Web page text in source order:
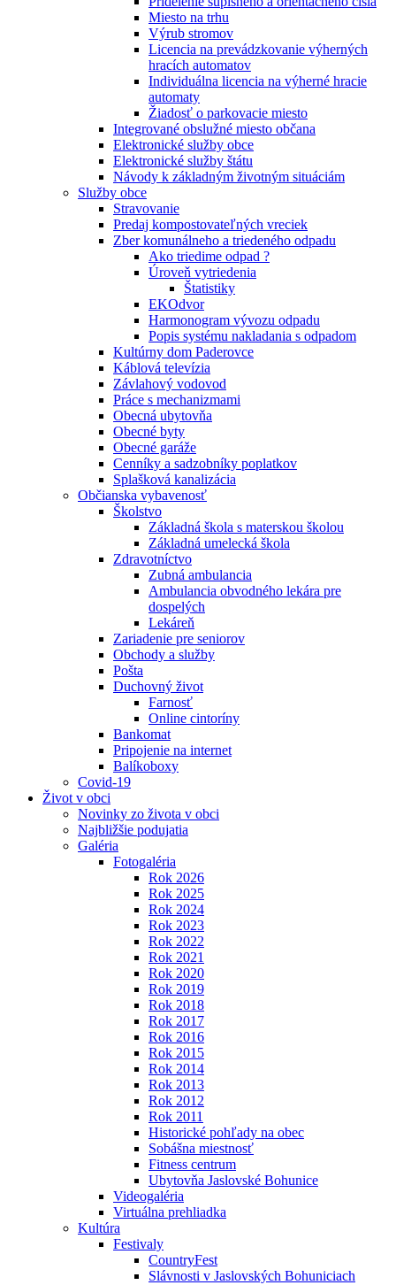
Miesto na trhu
Výrub stromov
Licencia na prevádzkovanie výherných
hracích automatov
Individuálna licencia na výherné hracie
automaty
Žiadosť o parkovacie miesto
Integrované obslužné miesto občana
Elektronické služby obce
Elektronické služby štátu
Návody k základným životným situáciám
Služby obce
Stravovanie
Predaj kompostovateľných vreciek
Zber komunálneho a triedeného odpadu
Ako triedime odpad ?
Úroveň vytriedenia
Štatistiky
EKOdvor
Harmonogram vývozu odpadu
Popis systému nakladania s odpadom
Kultúrny dom Paderovce
Káblová televízia
Závlahový vodovod
Práce s mechanizmami
Obecná ubytovňa
Obecné byty
Obecné garáže
Cenníky a sadzobníky poplatkov
Splašková kanalizácia
Občianska vybavenosť
Školstvo
Základná škola s materskou školou
Základná umelecká škola
Zdravotníctvo
Zubná ambulancia
Ambulancia obvodného lekára pre
dospelých
Lekáreň
Zariadenie pre seniorov
Obchody a služby
Pošta
Duchovný život
Farnosť
Online cintoríny
Bankomat
Pripojenie na internet
Balíkoboxy
Covid-19
Život v obci
Novinky zo života v obci
Najbližšie podujatia
Galéria
Fotogaléria
Rok 2026
Rok 2025
Rok 2024
Rok 2023
Rok 2022
Rok 2021
Rok 2020
Rok 2019
Rok 2018
Rok 2017
Rok 2016
Rok 2015
Rok 2014
Rok 2013
Rok 2012
Rok 2011
Historické pohľady na obec
Sobášna miestnosť
Fitness centrum
Ubytovňa Jaslovské Bohunice
Videogaléria
Virtuálna prehliadka
Kultúra
Festivaly
CountryFest
Slávnosti v Jaslovských Bohuniciach